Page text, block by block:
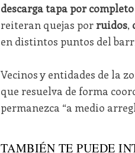
descarga tapa por
reiteran quejas por ruidos,
en distintos puntos del
Vecinos y entidades de la
que resuelva de forma
permanezca “a medio
TAMBIÉN TE PUEDE